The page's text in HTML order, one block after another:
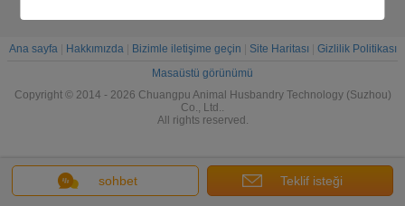
sohbet Teklif isteği
Ana sayfa| Hakkımızda| Bizimle iletişime geçin Site Haritası
Gizlilik Politikası
Masaüstü görünümü
Copyright © 2014 - 2026 Chuangpu Animal Husbandry Technology (Suzhou)
Co., Ltd..
All rights reserved.